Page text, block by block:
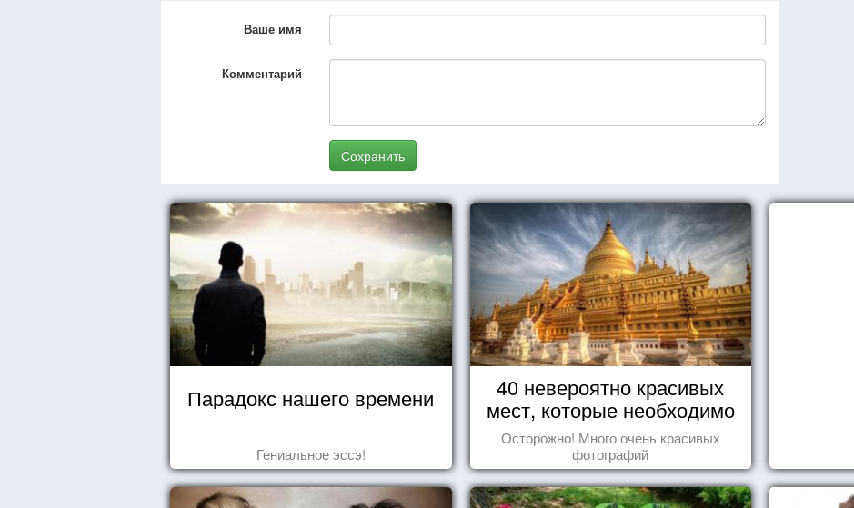
Ваше имя
Комментарий
Сохранить
Парадокс нашего времени
Гениальное эссэ!
40 невероятно красивых
мест, которые необходимо
увидеть пока вы живы
Осторожно! Много очень красивых
фотографий